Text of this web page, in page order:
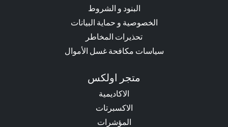
البنود و الشروط
الخصوصية و حماية البيانات
تحذيرات المخاطر
سياسات مكافحة غسل الأموال
متجر اولكس
الاكاديمية
الاكسبرتات
المؤشرات